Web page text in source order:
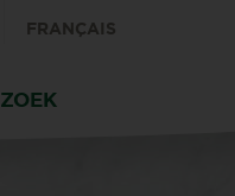
FRANÇAIS
ZOEK